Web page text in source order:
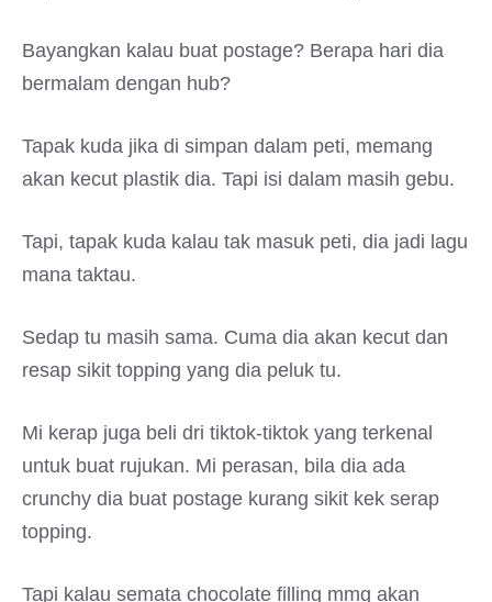
Bayangkan kalau buat postage? Berapa hari dia
bermalam dengan hub?
Tapak kuda jika di simpan dalam peti, memang
akan kecut plastik dia. Tapi isi dalam masih gebu.
Tapi, tapak kuda kalau tak masuk peti, dia jadi lagu
mana taktau.
Sedap tu masih sama. Cuma dia akan kecut dan
resap sikit topping yang dia peluk tu.
Mi kerap juga beli dri tiktok-tiktok yang terkenal
untuk buat rujukan. Mi perasan, bila dia ada
crunchy dia buat postage kurang sikit kek serap
topping.
Tapi kalau semata chocolate filling mmg akan